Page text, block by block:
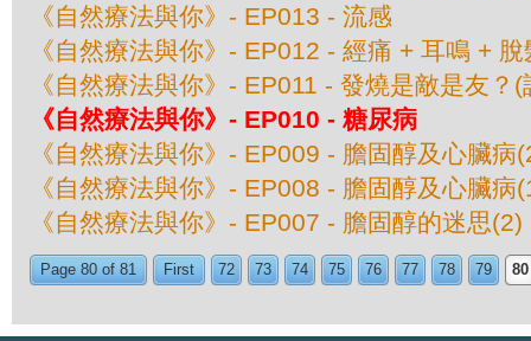
《自然療法與你》- EP013 - 流感
《自然療法與你》- EP012 - 經痛 + 耳鳴 + 脫
《自然療法與你》- EP011 - 發燒是敵是友？
《自然療法與你》- EP010 - 糖尿病
《自然療法與你》- EP009 - 膽固醇及心臟病
《自然療法與你》- EP008 - 膽固醇及心臟病
《自然療法與你》- EP007 - 膽固醇的迷思(2)
Page 80 of 81 First 72 73 74 75 76 77 78 79 80